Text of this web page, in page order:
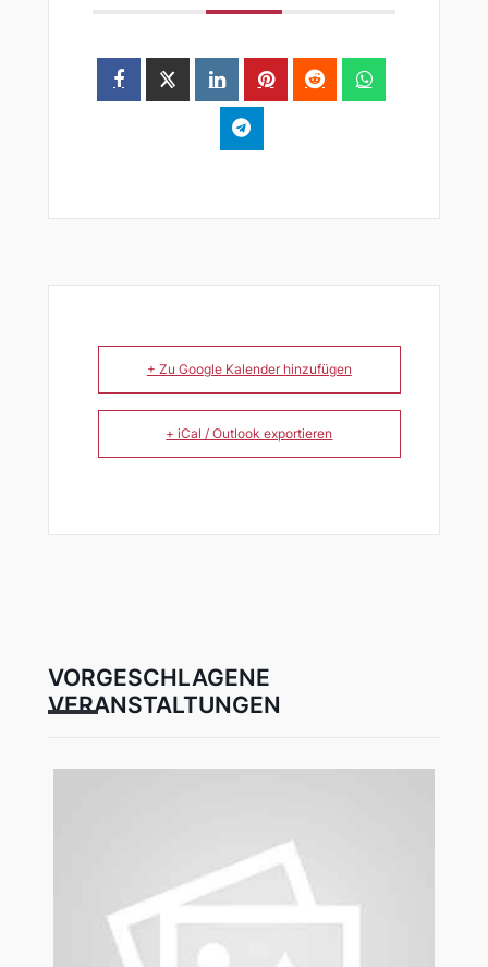
+ Zu Google Kalender hinzufügen
+ iCal / Outlook exportieren
VORGESCHLAGENE
VERANSTALTUNGEN